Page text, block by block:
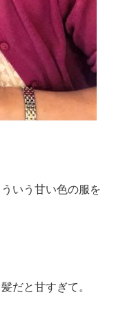
いう甘い色の服を
だと甘すぎて。